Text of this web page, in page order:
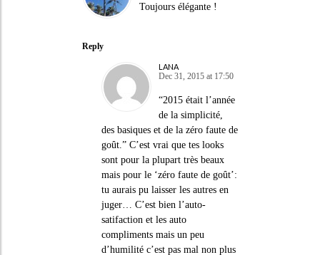
Toujours élégante !
Reply
LANA
Dec 31, 2015 at 17:50
“2015 était l’année
de la simplicité,
des basiques et de la zéro faute de
goût.” C’est vrai que tes looks
sont pour la plupart très beaux
mais pour le ‘zéro faute de goût’:
tu aurais pu laisser les autres en
juger… C’est bien l’auto-
satifaction et les auto
compliments mais un peu
d’humilité c’est pas mal non plus